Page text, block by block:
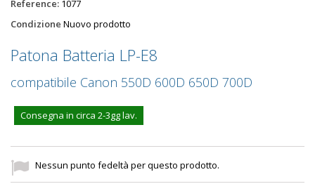
Reference: 1077
Condizione Nuovo prodotto
Patona Batteria LP-E8
compatibile Canon 550D 600D 650D 700D
Consegna in circa 2-3gg lav.
Nessun punto fedeltà per questo prodotto.